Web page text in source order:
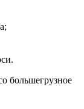
большегрузное